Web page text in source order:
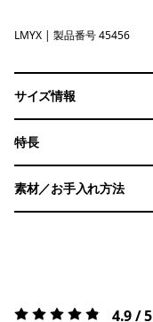
Limestone Yellow - Light Limestone Yellow X-Dye
LMYX | 製品番号 45456
サイズ情報
特長
素材／お手入れ方法
4.9 / 5